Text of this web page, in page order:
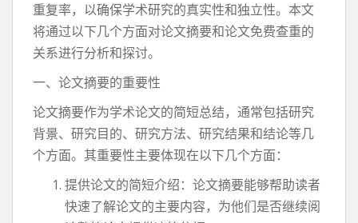
重复率，以确保学术研究的真实性和独立性。本文
将通过以下几个方面对论文摘要和论文免费查重的
关系进行分析和探讨。
一、论文摘要的重要性
论文摘要作为学术论文的简短总结，通常包括研究
背景、研究目的、研究方法、研究结果和结论等几
个方面。其重要性主要体现在以下几个方面：
提供论文的简短介绍：论文摘要能够帮助读者
快速了解论文的主要内容，为他们是否继续阅